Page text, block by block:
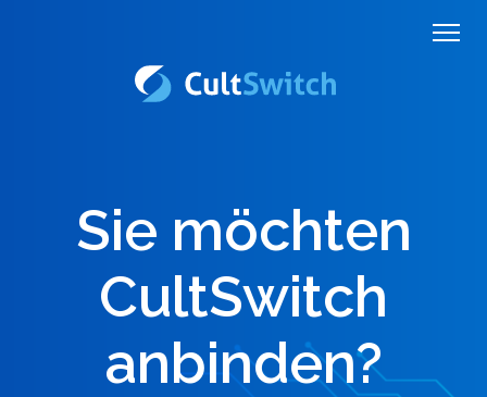
Sie möchten
CultSwitch
anbinden?